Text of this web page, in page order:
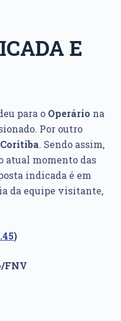
E
para o Operário na
Por outro
Coritiba. Sendo assim,
atual momento das
indicada é em
da equipe visitante,
)
FNV